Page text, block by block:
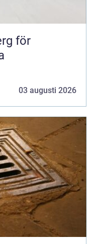
för
03 augusti 2026